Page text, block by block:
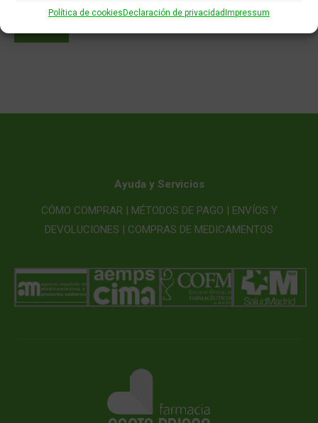
Política de cookiesDeclaración de privacidadImpressum
Ayuda y Servicios
CÓMO COMPRAR | MÉTODOS DE PAGO | ENVÍOS Y
DEVOLUCIONES | COMPRAS DE MEDICAMENTOS